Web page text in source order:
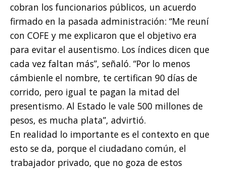
cobran los funcionarios públicos, un acuerdo
firmado en la pasada administración: “Me reuní
con COFE y me explicaron que el objetivo era
para evitar el ausentismo. Los índices dicen que
cada vez faltan más”, señaló. “Por lo menos
cámbienle el nombre, te certifican 90 días de
corrido, pero igual te pagan la mitad del
presentismo. Al Estado le vale 500 millones de
pesos, es mucha plata”, advirtió.
En realidad lo importante es el contexto en que
esto se da, porque el ciudadano común, el
trabajador privado, que no goza de estos